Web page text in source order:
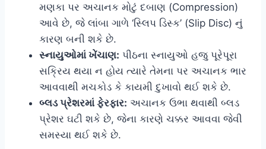
મણકા પર અચાનક મોટું દબાણ (Compression)
આવે છે, જે લાંબા ગાળે ‘સ્લિપ ડિસ્ક’ (Slip Disc) નું
કારણ બની શકે છે.
સ્નાયુઓમાં ખેંચાણ: પીઠના સ્નાયુઓ હજુ પૂરેપૂરા
સક્રિય થયા ન હોય ત્યારે તેમના પર અચાનક ભાર
આવવાથી મચકોડ કે કાયમી દુખાવો થઈ શકે છે.
બ્લડ પ્રેશરમાં ફેરફાર: અચાનક ઉભા થવાથી બ્લડ
પ્રેશર ઘટી શકે છે, જેના કારણે ચક્કર આવવા જેવી
સમસ્યા થઈ શકે છે.